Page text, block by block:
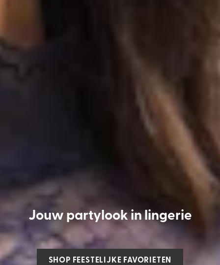
Jouw partylook in lingerie
SHOP FEESTELIJKE FAVORIETEN